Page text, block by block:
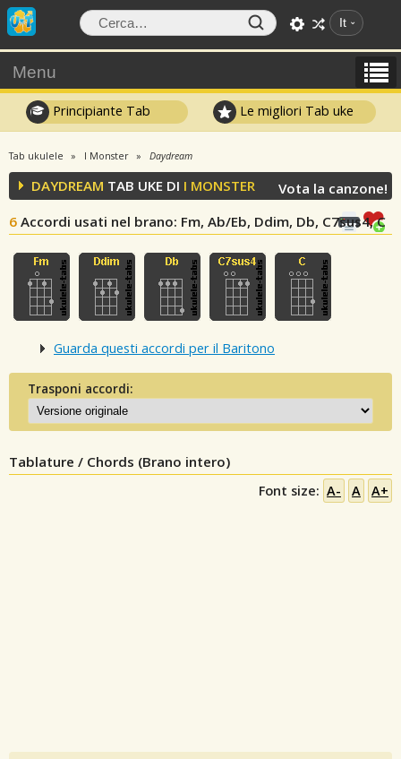
It
Menu
Principiante Tab Le migliori Tab uke
Tab ukulele I Monster Daydream
DAYDREAM TAB UKE DI I MONSTER
6 Accordi usati nel brano: Fm, Ab/Eb, Ddim, Db, C7sus4, C
Vota la canzone!
Guarda questi accordi per il Baritono
Trasponi accordi:
Tablature / Chords (Brano intero)
Font size: A- A A+